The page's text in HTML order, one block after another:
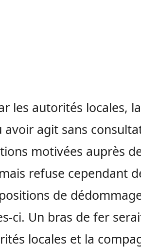
les autorités locales,
avoir agit sans
motivées auprès
refuse cependant
de
ci. Un bras de fer
locales et la